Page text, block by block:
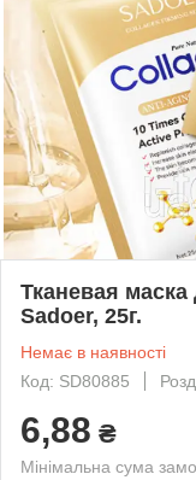
Тканевая
Sadoer, 25г.
Немає в наявності
Код: SD80885
6,88 ₴
Мінімальна сума